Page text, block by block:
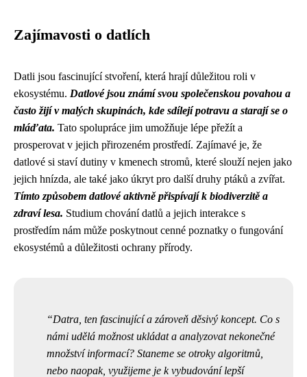
Zajímavosti o datlích
Datli jsou fascinující stvoření, která hrají důležitou roli v
ekosystému. Datlové jsou známí svou společenskou povahou a
často žijí v malých skupinách, kde sdílejí potravu a starají se o
mláďata. Tato spolupráce jim umožňuje lépe přežít a
prosperovat v jejich přirozeném prostředí. Zajímavé je, že
datlové si staví dutiny v kmenech stromů, které slouží nejen jako
jejich hnízda, ale také jako úkryt pro další druhy ptáků a zvířat.
Tímto způsobem datlové aktivně přispívají k biodiverzitě a
zdraví lesa. Studium chování datlů a jejich interakce s
prostředím nám může poskytnout cenné poznatky o fungování
ekosystémů a důležitosti ochrany přírody.
Datra, ten fascinující a zároveň děsivý koncept. Co s
námi udělá možnost ukládat a analyzovat nekonečné
množství informací? Staneme se otroky algoritmů,
nebo naopak, využijeme je k vybudování lepší